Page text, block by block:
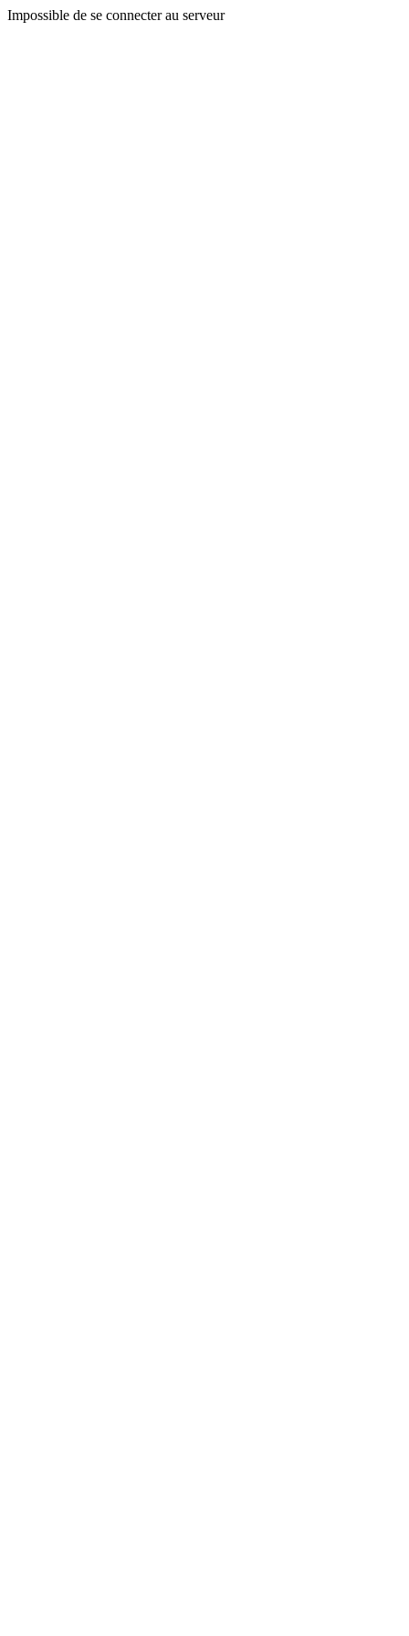
Impossible de se connecter au serveur